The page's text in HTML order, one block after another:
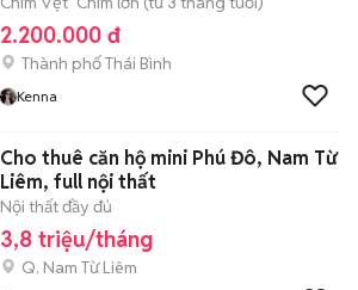
2.200.000 đ
Thành phố Thái Bình
Kenna
Cho thuê căn hộ mini Phú Đô, Nam Từ
Liêm, full nội thất
Nội thất đầy đủ
3,8 triệu/tháng
Q. Nam Từ Liêm